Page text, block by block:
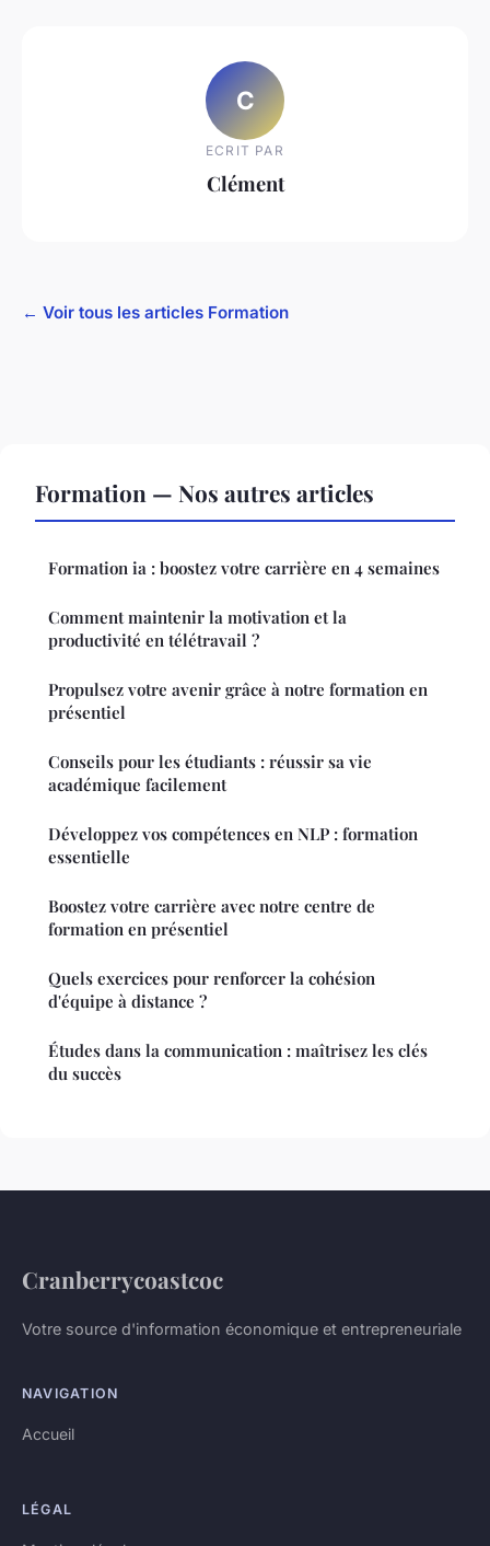
C
ECRIT PAR
Clément
← Voir tous les articles Formation
Formation — Nos autres articles
Formation ia : boostez votre carrière en 4 semaines
Comment maintenir la motivation et la
productivité en télétravail ?
Propulsez votre avenir grâce à notre formation en
présentiel
Conseils pour les étudiants : réussir sa vie
académique facilement
Développez vos compétences en NLP : formation
essentielle
Boostez votre carrière avec notre centre de
formation en présentiel
Quels exercices pour renforcer la cohésion
d'équipe à distance ?
Études dans la communication : maîtrisez les clés
du succès
Cranberrycoastcoc
Votre source d'information économique et entrepreneuriale
NAVIGATION
Accueil
LÉGAL